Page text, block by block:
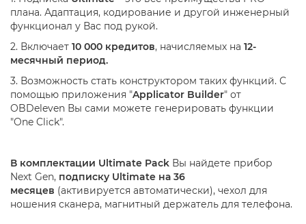
плана. Адаптация, кодирование и другой инженерный
функционал у Вас под рукой.
2. Включает 10 000 кредитов, начисляемых на 12-
месячный период.
3. Возможность стать конструктором таких функций. С
помощью приложения "Applicator Builder" от
OBDeleven Вы сами можете генерировать функции
"One Click".
В комплектации Ultimate Pack Вы найдете прибор
Next Gen, подписку Ultimate на 36
месяцев (активируется автоматически), чехол для
ношения сканера, магнитный держатель для телефона.